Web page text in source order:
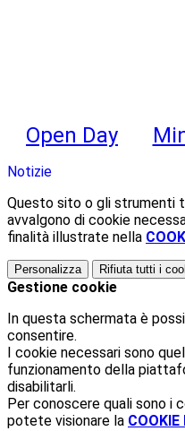
Open Day
Notizie
Questo sito o gli strumenti
avvalgono di cookie
finalità illustrate nella
Personalizza Rifiuta tutti i
Gestione cookie
In questa schermata è
consentire.
I cookie necessari sono
funzionamento della
disabilitarli.
Per conoscere quali sono i
potete visionare la COOKIE